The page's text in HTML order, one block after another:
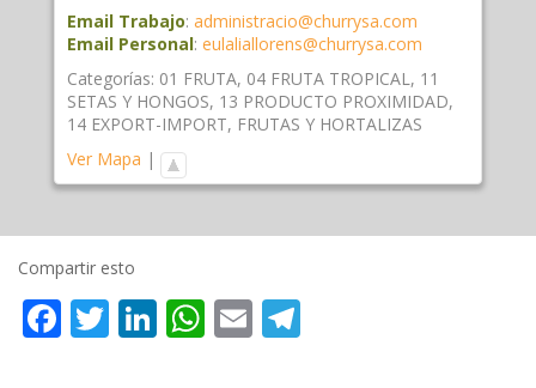
Email Trabajo: administracio@churrysa.com
Email Personal: eulaliallorens@churrysa.com
Categorías: 01 FRUTA, 04 FRUTA TROPICAL, 11
SETAS Y HONGOS, 13 PRODUCTO PROXIMIDAD,
14 EXPORT-IMPORT, FRUTAS Y HORTALIZAS
Ver Mapa |
Compartir esto
Facebook
Twitter
LinkedIn
WhatsApp
Email